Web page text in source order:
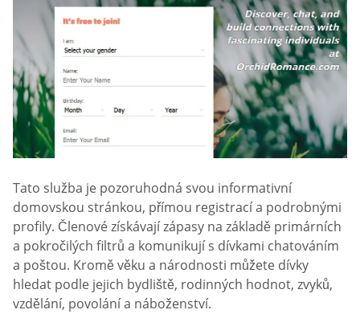
Tato služba je pozoruhodná svou informativní
domovskou stránkou, přímou registrací a podrobnými
profily. Členové získávají zápasy na základě primárních
a pokročilých filtrů a komunikují s dívkami chatováním
a poštou. Kromě věku a národnosti můžete dívky
hledat podle jejich bydliště, rodinných hodnot, zvyků,
vzdělání, povolání a náboženství.